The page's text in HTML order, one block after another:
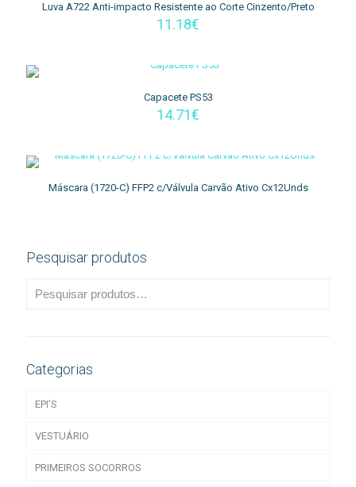
Luva A722 Anti-impacto Resistente ao Corte Cinzento/Preto
11.18€
Capacete PS53
14.71€
Máscara (1720-C) FFP2 c/Válvula Carvão Ativo Cx12Unds
Pesquisar produtos
Categorias
EPI’S
Acessórios de EPI
CALÇADO
VESTUÁRIO
T-Shirts
PRIMEIROS SOCORROS